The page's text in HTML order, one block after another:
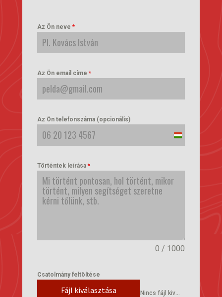
Az Ön neve *
Az Ön email címe *
Az Ön telefonszáma (opcionális)
Hungary
Történtek leírása *
0 / 1000
Csatolmány feltöltése
Fájl kiválasztása Nincs fájl kiválasztva